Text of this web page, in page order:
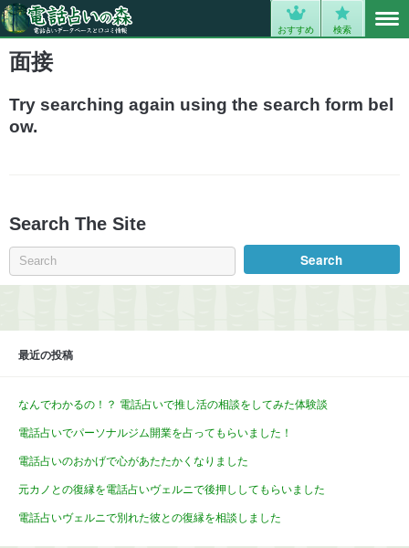
おすすめ 検索
面接
Try searching again using the search form bel
ow.
Search The Site
最近の投稿
なんでわかるの！？ 電話占いで推し活の相談をしてみた体験談
電話占いでパーソナルジム開業を占ってもらいました！
電話占いのおかげで心があたたかくなりました
元カノとの復縁を電話占いヴェルニで後押ししてもらいました
電話占いヴェルニで別れた彼との復縁を相談しました